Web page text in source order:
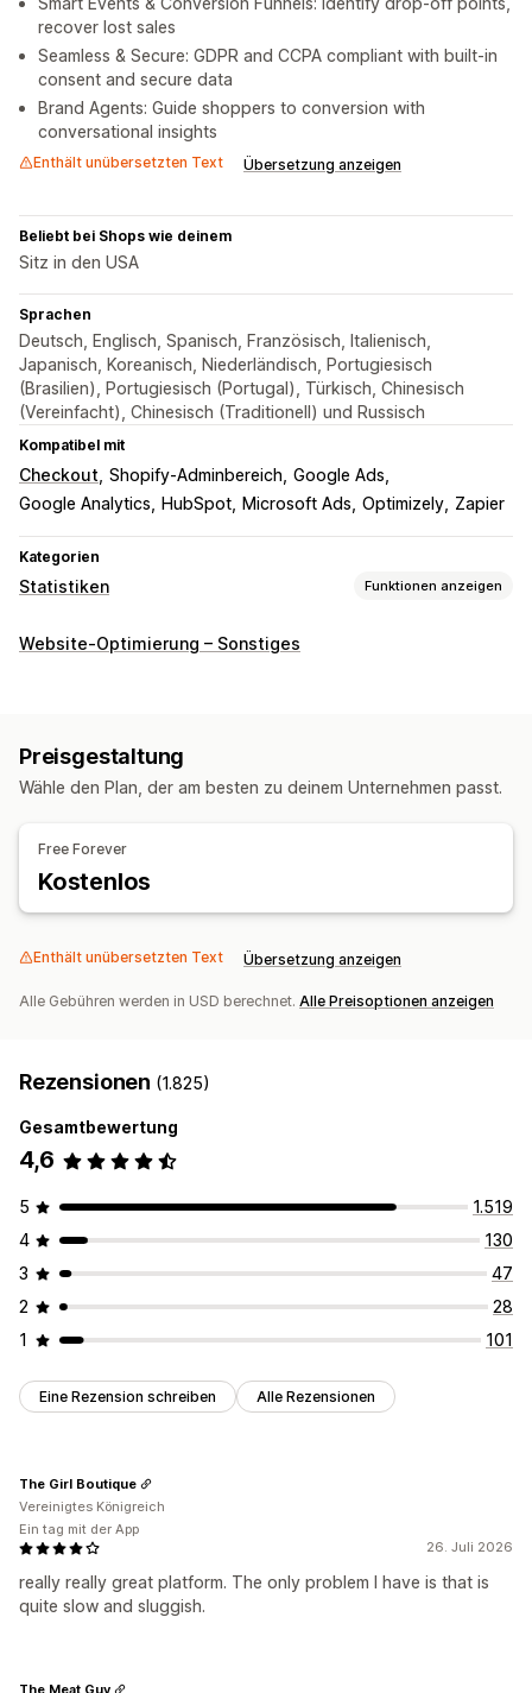
recover lost sales
Seamless & Secure: GDPR and CCPA compliant with built‑in
consent and secure data
Brand Agents: Guide shoppers to conversion with
conversational insights
Enthält unübersetzten Text Übersetzung anzeigen
Beliebt bei Shops wie deinem
Sitz in den USA
Sprachen
Deutsch, Englisch, Spanisch, Französisch, Italienisch,
Japanisch, Koreanisch, Niederländisch, Portugiesisch
(Brasilien), Portugiesisch (Portugal), Türkisch, Chinesisch
(Vereinfacht), Chinesisch (Traditionell) und Russisch
Kompatibel mit
Checkout Shopify-Adminbereich Google Ads
Google Analytics
HubSpot Microsoft Ads Optimizely Zapier
Kategorien
Statistiken Funktionen anzeigen
Kundenverhalten
Kohortenanalyse
KI-Einblicke
ROAS
Kaufverfolgung
Abgebrochener Warenkorb
Bildmaterial und Berichte
Benutzerdefinierte Dashboards
Historische Analyse
Benachrichtigungen
Website-Optimierung – Sonstiges
Preisgestaltung
Wähle den Plan, der am besten zu deinem Unternehmen passt.
Free Forever
Kostenlos
Enthält unübersetzten Text Übersetzung anzeigen
Alle Gebühren werden in USD berechnet. Alle Preisoptionen anzeigen
Rezensionen (1.825)
Gesamtbewertung
4,6
5
1.519
4
130
3
47
2
28
1
101
Eine Rezension schreiben Alle Rezensionen
26. Juli 2026
really really great platform. The only problem I have is that is
quite slow and sluggish.
The Girl Boutique
Vereinigtes Königreich
Ein tag mit der App
The Meat Guy